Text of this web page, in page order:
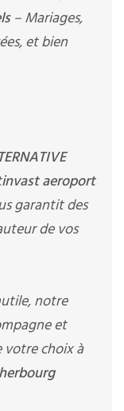
– Mariages,
et bien
aeroport
garantit des
de vos
notre
et
choix à